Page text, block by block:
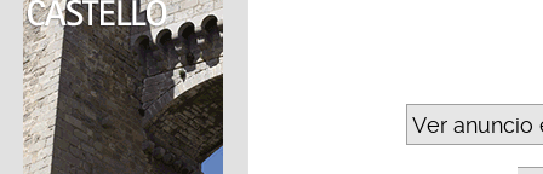
Ver anuncio